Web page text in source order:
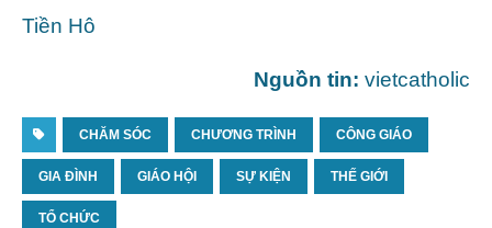
Tiền Hô
Nguồn tin: vietcatholic
CHĂM SÓC CHƯƠNG TRÌNH CÔNG GIÁO
GIA ĐÌNH GIÁO HỘI SỰ KIỆN THẾ GIỚI
TỔ CHỨC